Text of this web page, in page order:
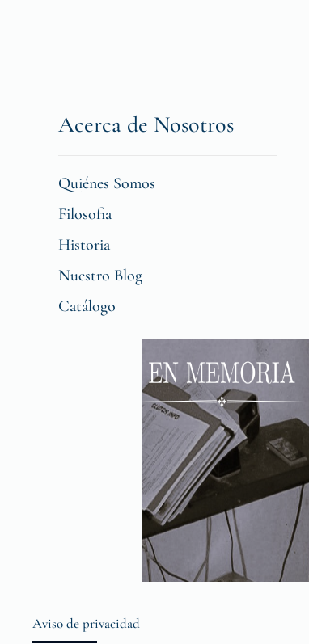
Acerca de Nosotros
Quiénes Somos
Filosofia
Historia
Nuestro Blog
Catálogo
Aviso de privacidad